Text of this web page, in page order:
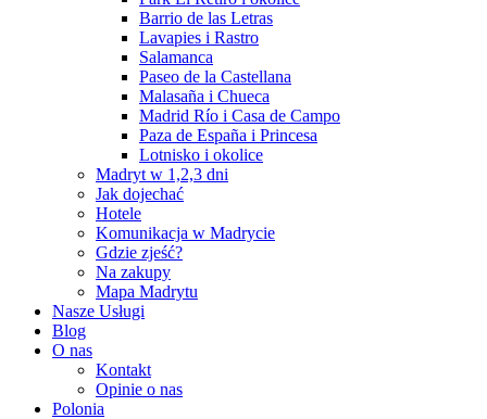
Barrio de las Letras
Lavapies i Rastro
Salamanca
Paseo de la Castellana
Malasaña i Chueca
Madrid Río i Casa de Campo
Paza de España i Princesa
Lotnisko i okolice
Madryt w 1,2,3 dni
Jak dojechać
Hotele
Komunikacja w Madrycie
Gdzie zjeść?
Na zakupy
Mapa Madrytu
Nasze Usługi
Blog
O nas
Kontakt
Opinie o nas
Polonia